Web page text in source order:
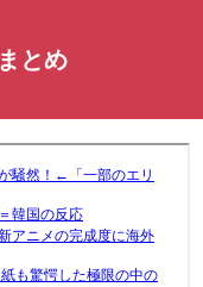
とめ